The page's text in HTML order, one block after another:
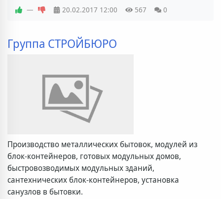
— 20.02.2017 12:00 567 0
Группа СТРОЙБЮРО
Производство металлических бытовок, модулей из
блок-контейнеров, готовых модульных домов,
быстровозводимых модульных зданий,
сантехнических блок-контейнеров, установка
санузлов в бытовки.